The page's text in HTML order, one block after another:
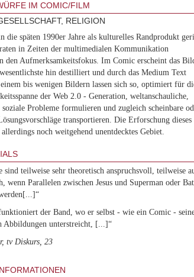
IM COMIC/FILM
RELIGION
die späten 1990er Jahre als kulturelles Randprodukt
in Zeiten der multimedialen Kommunikation
den Aufmerksamkeitsfokus. Im Comic erscheint das
hin destilliert und durch das Medium Text
bis wenigen Bildern lassen sich so, optimiert für
der Web 2.0 - Generation, weltanschauliche,
Probleme formulieren und zugleich scheinbare
transportieren. Die Erforschung dieses
noch weitgehend unentdecktes Gebiet.
sind teilweise sehr theoretisch anspruchsvoll, teilweise
wenn Parallelen zwischen Jesus und Superman oder
der Band, wo er selbst - wie ein Comic -
Abbildungen unterstreicht, [...]“
tv Diskurs, 23